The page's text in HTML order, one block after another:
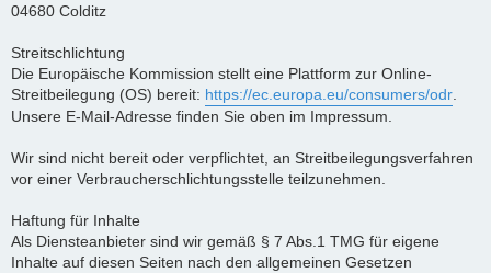
04680 Colditz
Streitschlichtung
Die Europäische Kommission stellt eine Plattform zur Online-
Streitbeilegung (OS) bereit: https://ec.europa.eu/consumers/odr
Unsere E-Mail-Adresse finden Sie oben im Impressum.
Wir sind nicht bereit oder verpflichtet, an Streitbeilegungsverfahren
vor einer Verbraucherschlichtungsstelle teilzunehmen.
Haftung für Inhalte
Als Diensteanbieter sind wir gemäß § 7 Abs.1 TMG für eigene
Inhalte auf diesen Seiten nach den allgemeinen Gesetzen